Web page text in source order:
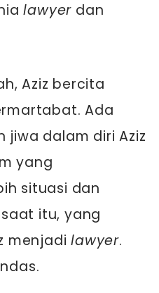
lawyer dan
Aziz bercita
Ada
jiwa dalam diri Aziz
yang
situasi dan
itu, yang
menjadilawyer.